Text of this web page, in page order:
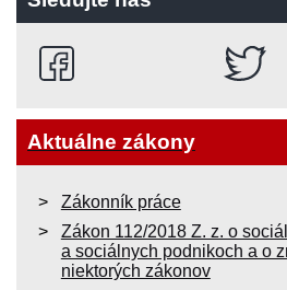
Aktuálne zákony
Zákonník práce
Zákon 112/2018 Z. z. o
a sociálnych podnikoch a o
niektorých zákonov